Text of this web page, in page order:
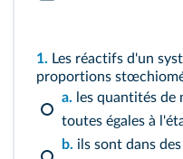
1. Les réactifs d'un
proportions
a. les quantités
toutes égales à
b. ils sont dans